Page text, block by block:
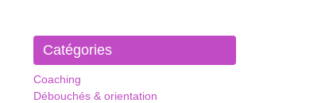
Catégories
Coaching
Débouchés & orientation